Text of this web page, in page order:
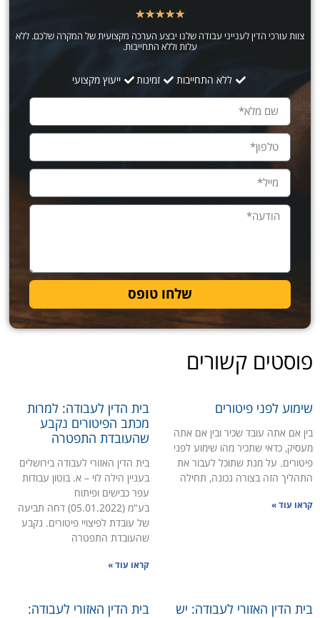
★
★
★
★
★
צוות עורכי הדין לענייני עבודה שלנו יבצע הערכה מקצועית של המקרה שלכם. ללא
עלות וללא התחייבות.
ללא התחייבות זמינות ייעוץ מקצועי
שלחו טופס
פוסטים קשורים
שימוע לפני פיטורים
בין אם אתה עובד שכיר ובין אם אתה
מעסיק, כדאי שתכיר מהו שימוע לפני
פיטורים. על מנת שתוכל לעבור את
התהליך הזה בצורה נכונה, תחילה
קראו עוד »
בית הדין לעבודה: למרות
מכתב הפיטורים נקבע
שהעובדת התפטרה
בית הדין האזורי לעבודה בירושלים
בעניין הילה לוי – א. בוטון עבודות
עפר כבישים ופיתוח
בע"מ (05.01.2022) דחה תביעה
של עובדת לפיצויי פיטורים. נקבע
שהעובדת התפטרה
קראו עוד »
בית הדין האזורי לעבודה: יש
בית הדין האזורי לעבודה: